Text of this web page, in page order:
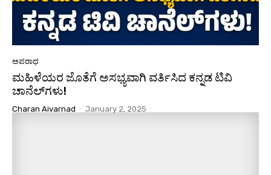
ಅಪರಾಧ
ಮಹಿಳೆಯರ ಜೊತೆಗೆ ಅಸಭ್ಯವಾಗಿ ವರ್ತಿಸಿದ ಕನ್ನಡ ಟಿವಿ
ಚಾನೆಲ್‌ಗಳು!
Charan Aivarnad - January 2, 2025